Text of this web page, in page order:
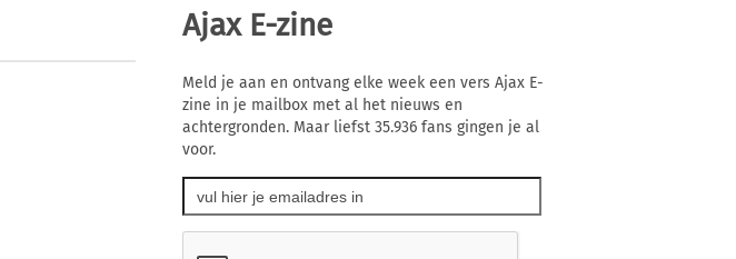
Ajax E-zine
Meld je aan en ontvang elke week een vers Ajax E-
zine in je mailbox met al het nieuws en
achtergronden. Maar liefst 35.936 fans gingen je al
voor.